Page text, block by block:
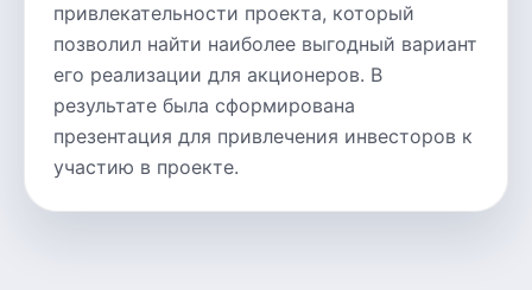
привлекательности проекта, который
позволил найти наиболее выгодный вариант
его реализации для акционеров. В
результате была сформирована
презентация для привлечения инвесторов к
участию в проекте.